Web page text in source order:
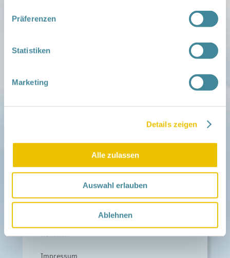
Präferenzen
Statistiken
Marketing
Details zeigen
Alle zulassen
Auswahl erlauben
Ablehnen
Aktuelle Termine
Über das Netzwerk
Infopool
Fördern
Träger und Förderer
Förderer werden / Spenden
Leichte Sprache
Different Languages
Kontakt
Impressum